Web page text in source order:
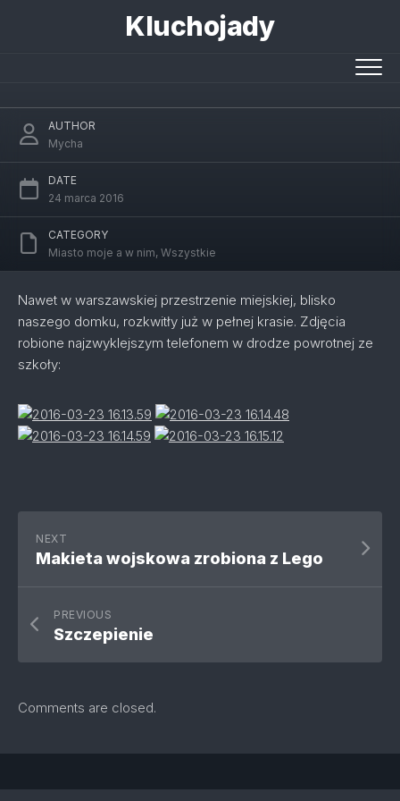
Kluchojady
AUTHOR
Mycha
DATE
24 marca 2016
CATEGORY
Miasto moje a w nim, Wszystkie
Nawet w warszawskiej przestrzenie miejskiej, blisko
naszego domku, rozkwitły już w pełnej krasie. Zdjęcia
robione najzwyklejszym telefonem w drodze powrotnej ze
szkoły:
NEXT
Makieta wojskowa zrobiona z Lego
PREVIOUS
Szczepienie
Comments are closed.